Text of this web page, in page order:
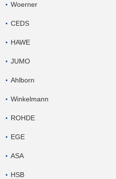
Woerner
CEDS
HAWE
JUMO
Ahlborn
Winkelmann
ROHDE
EGE
ASA
HSB